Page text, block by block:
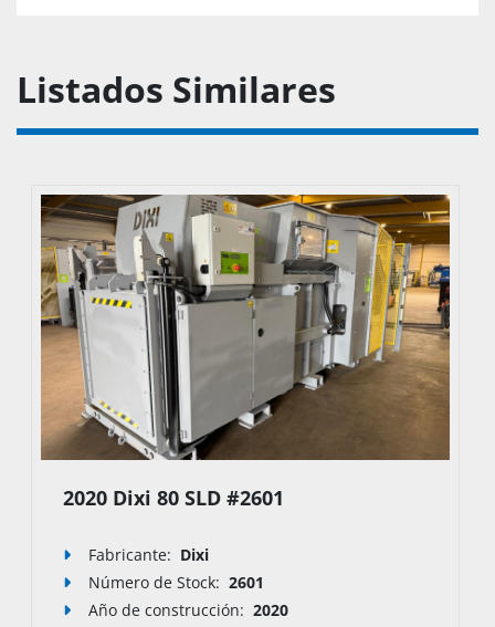
Listados Similares
2020 Dixi 80 SLD #2601
Fabricante: Dixi
Número de Stock: 2601
Año de construcción: 2020